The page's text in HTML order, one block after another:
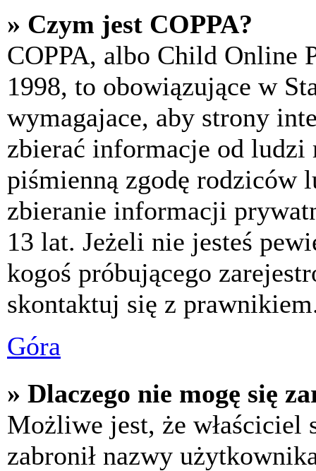
» Czym jest COPPA?
COPPA, albo Child Online
1998, to obowiązujące w
wymagajace, aby strony
zbierać informacje od
piśmienną zgodę rodziców
zbieranie informacji
13 lat. Jeżeli nie jesteś
kogoś próbującego
skontaktuj się z
Góra
» Dlaczego nie mogę się
Możliwe jest, że właściciel
zabronił nazwy